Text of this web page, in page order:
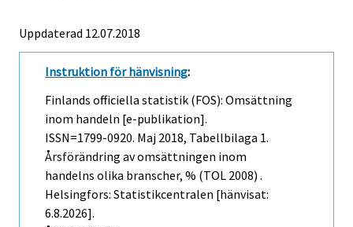
Uppdaterad 12.07.2018
Instruktion för hänvisning:
Finlands officiella statistik (FOS): Omsättning
inom handeln [e-publikation].
ISSN=1799-0920. Maj 2018, Tabellbilaga 1.
Årsförändring av omsättningen inom
handelns olika branscher, % (TOL 2008) .
Helsingfors: Statistikcentralen [hänvisat:
6.8.2026].